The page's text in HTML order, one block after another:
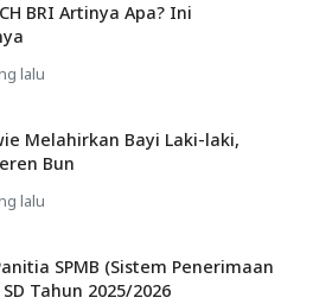
BRI Artinya Apa? Ini
lalu
Melahirkan Bayi Laki-laki,
Bun
lalu
SPMB (Sistem Penerimaan
Tahun 2025/2026